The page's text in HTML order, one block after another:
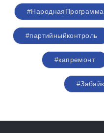
#партийныйконтроль
#капремонт